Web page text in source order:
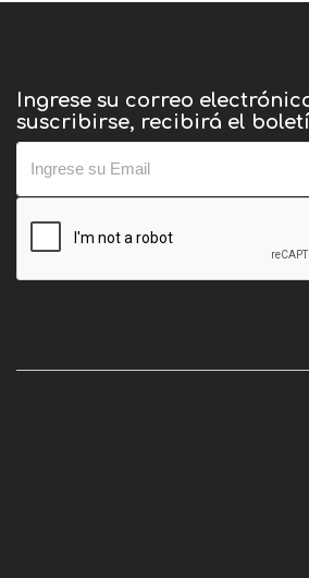
Ingrese su correo
suscribirse, recibirá el